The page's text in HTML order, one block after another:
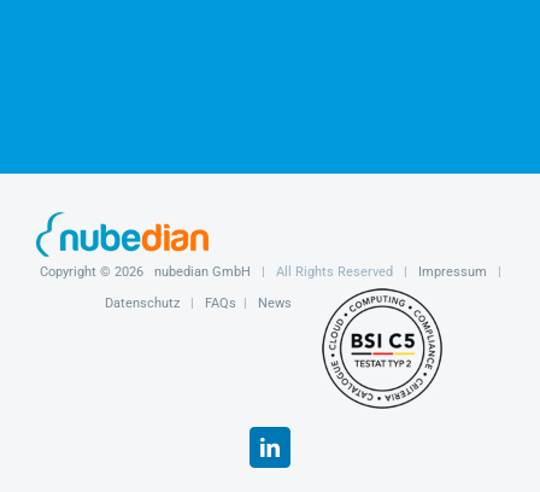
Copyright © 2026 nubedian GmbH | All Rights Reserved | Impressum
Datenschutz
FAQs News
LinkedIn